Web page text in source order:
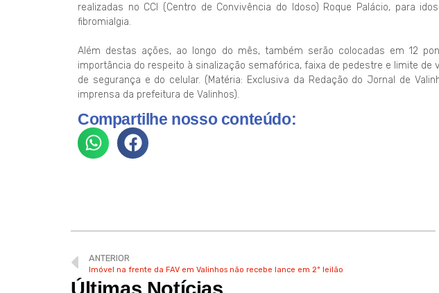
realizadas no CCI (Centro de Convivência do Idoso) Roque Palácio, para
fibromialgia.
Além destas ações, ao longo do mês, também serão colocadas em 12
importância do respeito à sinalização semafórica, faixa de pedestre e limite de
de segurança e do celular. (Matéria: Exclusiva da Redação do Jornal de
imprensa da prefeitura de Valinhos).
Compartilhe nosso conteúdo:
ANTERIOR
Imóvel na frente da FAV em Valinhos não recebe lance em 2º leilão